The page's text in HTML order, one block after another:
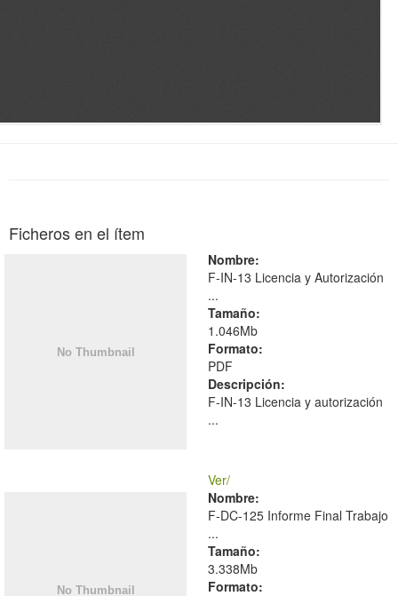
Ficheros en el ítem
Nombre:
F-IN-13 Licencia y Autorización
...
Tamaño:
1.046Mb
Formato:
PDF
Descripción:
F-IN-13 Licencia y autorización
...
Ver/
Nombre:
F-DC-125 Informe Final Trabajo
...
Tamaño:
3.338Mb
Formato: